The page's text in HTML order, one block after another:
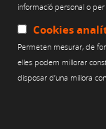
informació personal o
Cookies
Permeten mesurar, de
elles podem millorar
disposar d’una millora
Web finançat